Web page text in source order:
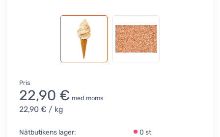
Pris
22,90 € med moms
22,90 € / kg
Nätbutikens lager:
0 st